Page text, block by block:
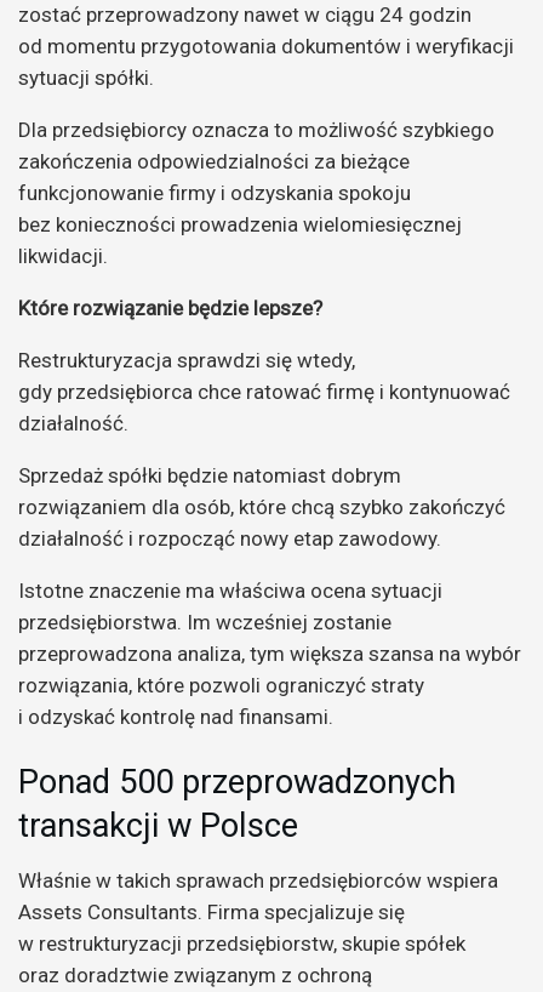
zostać przeprowadzony nawet w ciągu 24 godzin
od momentu przygotowania dokumentów i weryfikacji
sytuacji spółki.
Dla przedsiębiorcy oznacza to możliwość szybkiego
zakończenia odpowiedzialności za bieżące
funkcjonowanie firmy i odzyskania spokoju
bez konieczności prowadzenia wielomiesięcznej
likwidacji.
Które rozwiązanie będzie lepsze?
Restrukturyzacja sprawdzi się wtedy,
gdy przedsiębiorca chce ratować firmę i kontynuować
działalność.
Sprzedaż spółki będzie natomiast dobrym
rozwiązaniem dla osób, które chcą szybko zakończyć
działalność i rozpocząć nowy etap zawodowy.
Istotne znaczenie ma właściwa ocena sytuacji
przedsiębiorstwa. Im wcześniej zostanie
przeprowadzona analiza, tym większa szansa na wybór
rozwiązania, które pozwoli ograniczyć straty
i odzyskać kontrolę nad finansami.
Ponad 500 przeprowadzonych
transakcji w Polsce
Właśnie w takich sprawach przedsiębiorców wspiera
Assets Consultants. Firma specjalizuje się
w restrukturyzacji przedsiębiorstw, skupie spółek
oraz doradztwie związanym z ochroną